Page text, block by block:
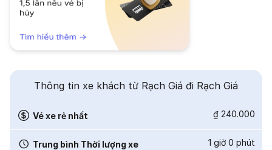
Thông tin xe khách từ Rạch Giá đi Rạch Giá
Vé xe rẻ nhất ₫ 240.000
Trung bình Thời lượng xe 1 giờ 0 phút